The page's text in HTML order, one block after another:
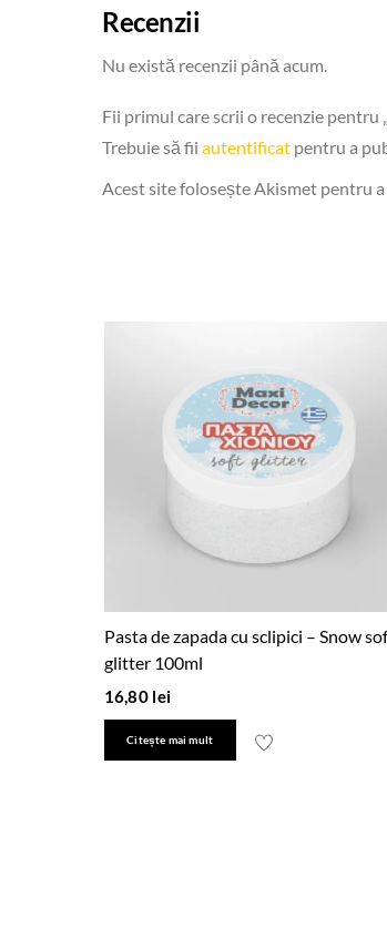
Recenzii
Nu există recenzii până acum.
Fii primul care scrii o recenzie pentru
Trebuie să fii autentificat pentru a
Acest site folosește Akismet pentru
Pasta de zapada cu sclipici – Snow
glitter 100ml
16,80 lei
Citește mai mult